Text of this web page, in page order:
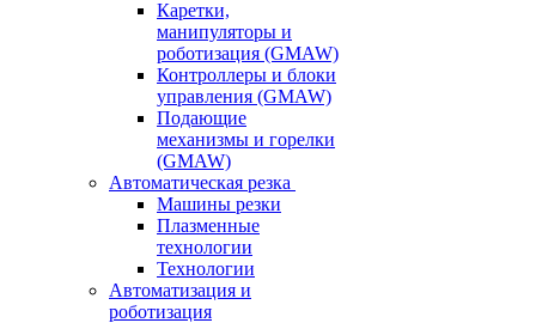
Каретки,
манипуляторы и
роботизация (GMAW)
Контроллеры и блоки
управления (GMAW)
Подающие
механизмы и горелки
(GMAW)
Автоматическая резка
Машины резки
Плазменные
технологии
Технологии
Автоматизация и
роботизация